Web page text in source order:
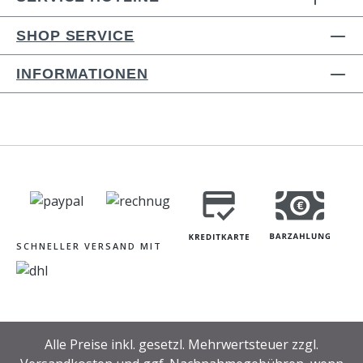
Speise.
SHOP SERVICE
INFORMATIONEN
SCHNELLER VERSAND MIT
Alle Preise inkl. gesetzl. Mehrwertsteuer zzgl.